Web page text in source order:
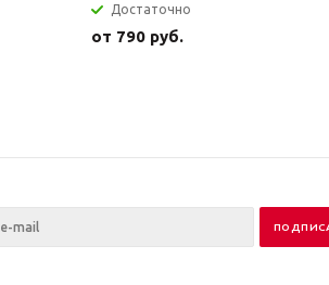
Достаточно
от 790 руб.